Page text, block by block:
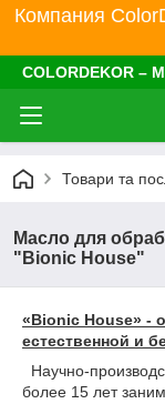
Компания
COLORDEKOR –
Товари та
Масло для
"Bionic House"
«Bionic House» -
естественной и
Научно-
более 15 лет